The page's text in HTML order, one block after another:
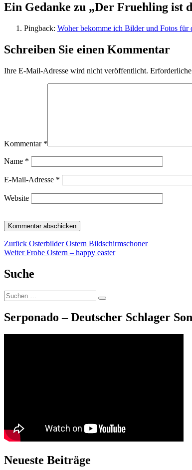
Ein Gedanke zu „Der Fruehling ist
Pingback: Woher bekomme ich Bilder und Fotos
Schreiben Sie einen Kommentar
Ihre E-Mail-Adresse wird nicht veröffentlicht.
Kommentar *
Name *
E-Mail-Adresse *
Website
Beitragsnavigation
Zurück Vorheriger
Beitrag:
Osterbilder Ostern Bildschirmschoner
Weiter Nächster
Frohe Ostern – happy easter
Suche
Suche
nach:
Suchen
Serponado – Deutscher Schlager
Neueste Beiträge